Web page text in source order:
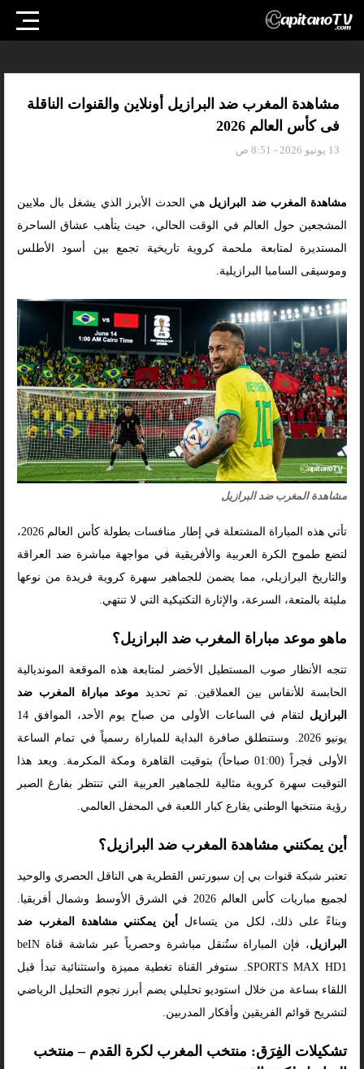
مشاهدة المغرب ضد البرازيل أونلاين والقنوات الناقلة
فى كأس العالم 2026
13 يونيو 2026 - 8:51 ص
مشاهدة المغرب ضد البرازيل هي الحدث الأبرز الذي يشغل بال ملايين
المشجعين حول العالم في الوقت الحالي، حيث يتأهب عشاق الساحرة
المستديرة لمتابعة ملحمة كروية تاريخية تجمع بين أسود الأطلس
وموسيقى السامبا البرازيلية.
مشاهدة المغرب ضد البرازيل
تأتي هذه المباراة المشتعلة في إطار منافسات بطولة كأس العالم 2026،
لتضع طموح الكرة العربية والأفريقية في مواجهة مباشرة ضد العراقة
والتاريخ البرازيلي، مما يضمن للجماهير سهرة كروية فريدة من نوعها
مليئة بالمتعة، السرعة، والإثارة التكتيكية التي لا تنتهي.
ماهو موعد مباراة المغرب ضد البرازيل؟
تتجه الأنظار صوب المستطيل الأخضر لمتابعة هذه الموقعة المونديالية
الحابسة للأنفاس بين العملاقين. تم تحديد موعد مباراة المغرب ضد
البرازيل
لتقام في الساعات الأولى من صباح يوم الأحد، الموافق 14
يونيو 2026. وستنطلق صافرة البداية للمباراة رسمياً في تمام الساعة
الأولى فجراً (01:00 صباحاً) بتوقيت القاهرة ومكة المكرمة. ويعد هذا
التوقيت سهرة كروية مثالية للجماهير العربية التي تنتظر بفارغ الصبر
رؤية منتخبها الوطني يقارع كبار اللعبة في المحفل العالمي.
أين يمكنني مشاهدة المغرب ضد البرازيل؟
تعتبر شبكة قنوات بي إن سبورتس القطرية هي الناقل الحصري والوحيد
لجميع مباريات كأس العالم 2026 في الشرق الأوسط وشمال أفريقيا.
وبناءً على ذلك، لكل من يتساءل
أين يمكنني مشاهدة المغرب ضد
البرازيل
، فإن المباراة ستُنقل مباشرة وحصرياً عبر شاشة قناة beIN
SPORTS MAX HD1. ستوفر القناة تغطية مميزة واستثنائية تبدأ قبل
اللقاء بساعة من خلال استوديو تحليلي يضم أبرز نجوم التحليل الرياضي
لتشريح قوائم الفريقين وأفكار المدربين.
تشكيلات الفِرَق: منتخب المغرب لكرة القدم – منتخب